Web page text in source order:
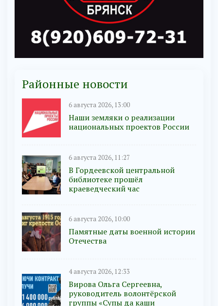
Районные новости
6 августа 2026, 13:00
Наши земляки о реализации
национальных проектов России
6 августа 2026, 11:27
В Гордеевской центральной
библиотеке прошёл
краеведческий час
6 августа 2026, 10:00
Памятные даты военной истории
Отечества
4 августа 2026, 12:33
Вирова Ольга Сергеевна,
руководитель волонтёрской
группы «Супы да каши